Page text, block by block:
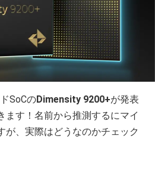
SoCのDimensity 9200+が発表
ます！名前から推測するにマイ
が、実際はどうなのかチェック